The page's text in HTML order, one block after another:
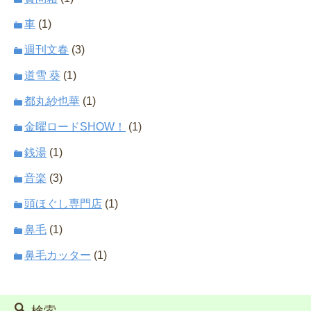
車 (1)
週刊文春 (3)
道雪 葵 (1)
都丸紗也華 (1)
金曜ロードSHOW！ (1)
銭湯 (1)
音楽 (3)
頭ほぐし専門店 (1)
鼻毛 (1)
鼻毛カッター (1)